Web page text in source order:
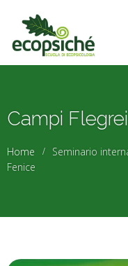
Campi Flegrei
Home
Seminario
Fenice